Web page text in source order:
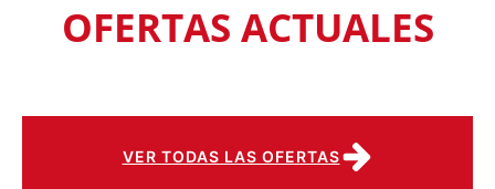
OFERTAS ACTUALES
VER TODAS LAS OFERTAS